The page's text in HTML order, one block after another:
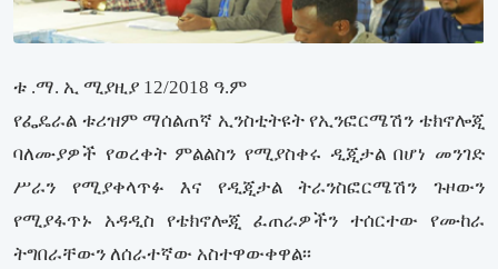
ቱ .ማ. ኢ ሚያዚያ 12/2018 ዓ.ም
የፌዴራል ቱሪዝም ማሰልጠኛ ኢንስቲትዩት የኢንፎርሜሽን ቴክኖሎጂ
ባለሙያዎች የወረቀት ምልልስን የሚያስቀሩ ዲጂታል በሆነ መንገድ
ሥራን የሚያቀላጥፉ እና የዲጂታል ትራንስፎርሜሽን ጉዞውን
የሚያፋጥኑ አዳዲስ የቴክኖሎጂ ፈጠራዎችን ተሰርተው የሙከራ
ትግበራቸውን ለሰራተኛው አስተዋውቀዋል፡፡